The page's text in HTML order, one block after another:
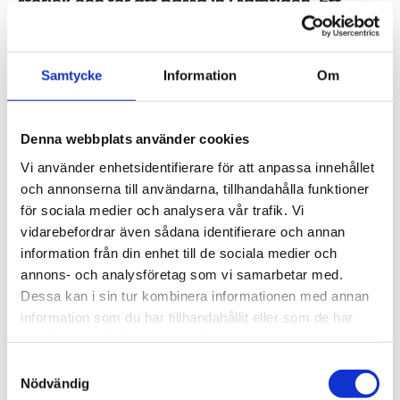
Samtycke Information Om
Denna webbplats använder cookies
Vi använder enhetsidentifierare för att anpassa innehållet
och annonserna till användarna, tillhandahålla funktioner
för sociala medier och analysera vår trafik. Vi
vidarebefordrar även sådana identifierare och annan
information från din enhet till de sociala medier och
annons- och analysföretag som vi samarbetar med.
Dessa kan i sin tur kombinera informationen med annan
information som du har tillhandahållit eller som de har
Nödvändig
bårhus är en plats för alla människors sorg och
sista avsked, oavsett religiös- eller social
tillhörighet – samtidigt måste byggnaden
fungera som en modern arbetsplats.
Den nya byggnaden i zinkplåt har sin lägsta punkt i
kopplingen mot kapellet i Limhamnstegel. Glasgången med
konstfotografi i etsat glas kopplar samman de båda
byggnadskropparna. Foto: Mads Frederik
Malmö är en av Sveriges största städer och stadens
bårhus ska vara en neutral plats som välkomnar
alla, oavsett religion, ålder eller social tillhörighet.
En rofylld plats för närstående att ta ett sista farväl.